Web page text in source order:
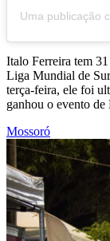
Italo Ferreira tem
Liga Mundial de
terça-feira, ele foi
ganhou o evento
Mossoró